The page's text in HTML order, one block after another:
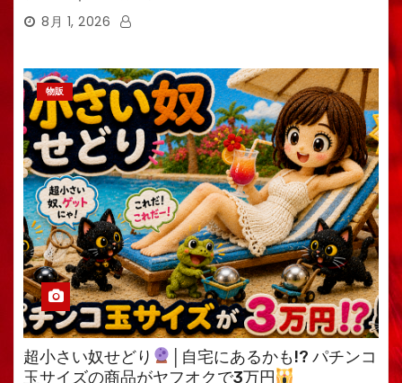
8月 1, 2026
物販
超小さい奴せどり
│自宅にあるかも!? パチンコ
玉サイズの商品がヤフオクで3万円